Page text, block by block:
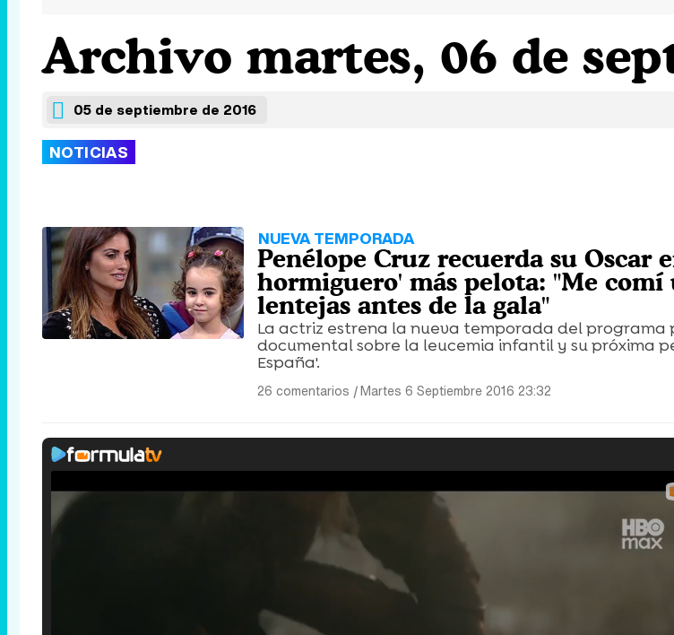
Archivo martes, 06 de
05 de septiembre de 2016
NOTICIAS
NUEVA TEMPORADA
Penélope Cruz recuerda su Oscar
hormiguero' más pelota: "Me comí
lentejas antes de la gala"
La actriz estrena la nueva temporada del programa
documental sobre la leucemia infantil y su próxima
España'.
26 comentarios |Martes 6 Septiembre 2016 23:32